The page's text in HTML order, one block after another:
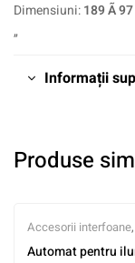
Dimensiuni:189 Ã
„
Informații
Produse
Accesorii interfoane,
Automat pentru